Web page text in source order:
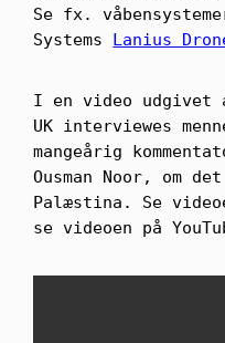
Se fx.
Systems
Lanius
I en video udgivet
UK interviewes
mangeårig
Ousman Noor, om
Palæstina. Se
se videoen på